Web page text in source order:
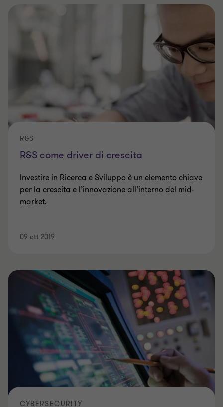
R&S come driver di crescita
R&S
Investire in Ricerca e Sviluppo è un elemento chiave
per la crescita e l’innovazione all’interno del mid-
market.
09 ott 2019
CYBERSECURITY